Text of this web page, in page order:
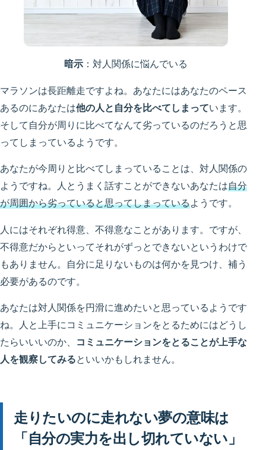
暗示 ：対人関係に悩んでいる
マラソンは長距離走ですよね。あなたにはあなたのペース
あるのにあなたは他の人と自分を比べてしまっています。
そして自分が周りに比べてなんて劣っているのだろうと思
ってしまっているようです。
あなたが今周りと比べてしまっていることは、対人関係の
ようですね。人とうまく話すことができないあなたは自分
が周囲から劣っていると思ってしまっているようです。
人にはそれぞれ得意、不得意なことがあります。ですが、
不得意だからといってそれがずっとできないというわけで
もありません。自分に足りないものは何かを見つけ、補う
必要があるのです。
あなたは対人関係を円滑に進めたいと思っているようです
ね。人と上手にコミュニケーションをとるためにはどうし
たらいいいのか、
コミュニケーションをとることが上手な
人を観察してみるといいかもしれません。
走りたいのに走れない夢の意味は
「自分の実力を出し切れていない」